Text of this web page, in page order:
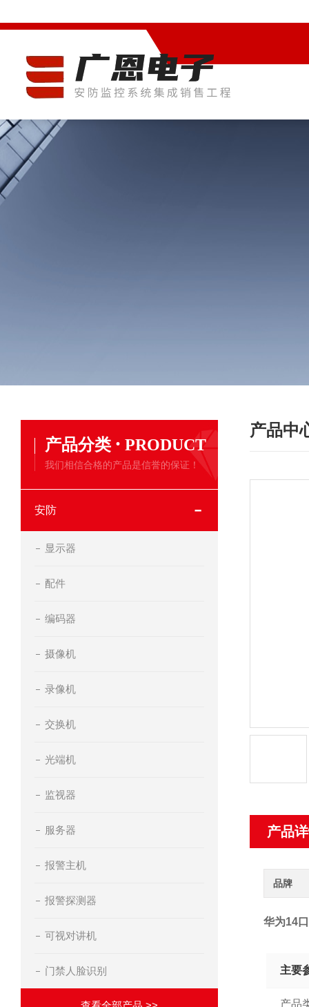
产品分类 · PRODUCT
我们相信合格的产品是信誉的保证！
安防
显示器
配件
编码器
摄像机
录像机
交换机
光端机
监视器
服务器
报警主机
报警探测器
可视对讲机
门禁人脸识别
产品中
产品
品牌
华为14
主要
产品